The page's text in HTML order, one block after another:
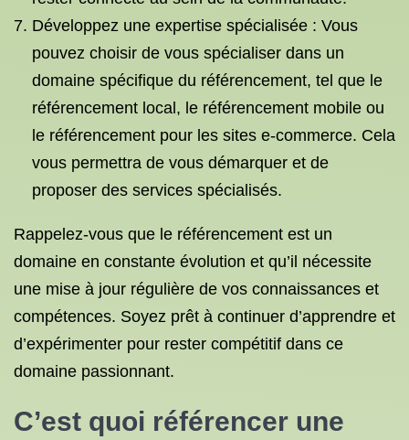
Développez une expertise spécialisée : Vous
pouvez choisir de vous spécialiser dans un
domaine spécifique du référencement, tel que le
référencement local, le référencement mobile ou
le référencement pour les sites e-commerce. Cela
vous permettra de vous démarquer et de
proposer des services spécialisés.
Rappelez-vous que le référencement est un
domaine en constante évolution et qu’il nécessite
une mise à jour régulière de vos connaissances et
compétences. Soyez prêt à continuer d’apprendre et
d’expérimenter pour rester compétitif dans ce
domaine passionnant.
C’est quoi référencer une